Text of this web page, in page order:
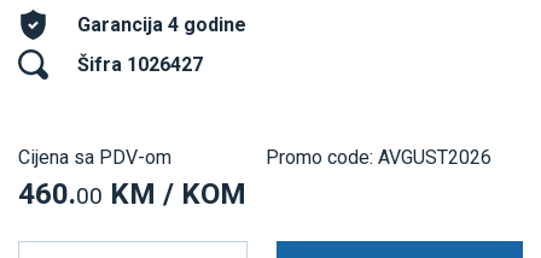
Garancija 4 godine
Šifra 1026427
Cijena sa PDV-om
460.00 KM / KOM
Promo code: AVGUST2026